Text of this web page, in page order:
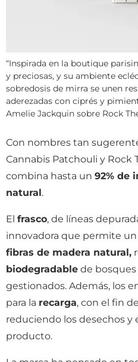
“Inspirada en la boutique
y preciosas, y su ambiente
sobredosis de mirra se unen
aderezadas con ciprés y
Amelie Jackquin sobre Rock
Con nombres tan
Cannabis Patchouli y Rock
combina hasta un 92% de
natural.
El frasco, de líneas
innovadora que permite
fibras de madera natural,
biodegradable de
gestionados. Además, los
para la recarga, con el fin
reduciendo los desechos
producto.